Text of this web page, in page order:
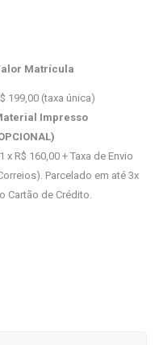
Matrícula
199,00 (taxa única)
Impresso
x R$ 160,00 + Taxa de Envio
Parcelado em até 3x
Cartão de Crédito.